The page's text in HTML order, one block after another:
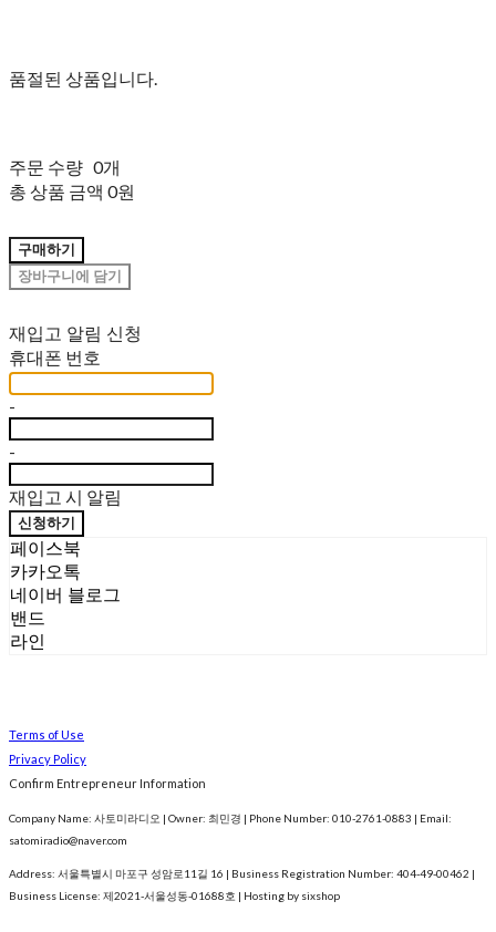
품절된 상품입니다.
주문 수량 0개
총 상품 금액 0원
구매하기
장바구니에 담기
재입고 알림 신청
휴대폰 번호
-
-
재입고 시 알림
신청하기
페이스북
카카오톡
네이버 블로그
밴드
라인
Terms of Use
Privacy Policy
Confirm Entrepreneur Information
Company Name: 사토미라디오 | Owner: 최민경 | Phone Number: 010-2761-0883 | Email:
satomiradio@naver.com
Address: 서울특별시 마포구 성암로11길 16 | Business Registration Number: 404-49-00462 |
Business License: 제2021-서울성동-01688호 | Hosting by sixshop